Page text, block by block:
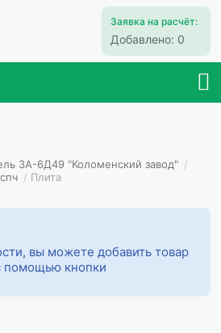
Заявка на расчёт:
Добавлено: 0
3А-6Д49 "Коломенский завод" /
/ Плита
вы можете добавить товар
помощью кнопки